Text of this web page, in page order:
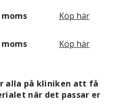
moms Köp här
moms Köp här
på kliniken att få
när det passar er